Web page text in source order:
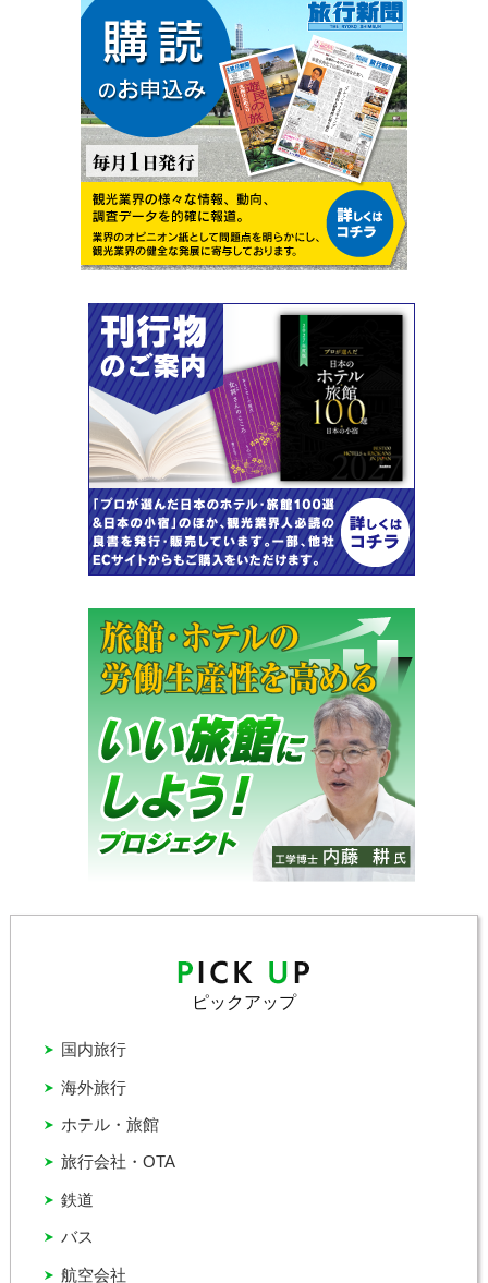
ピックアップ
バス
ホテル・旅館
国内旅行
旅行会社・OTA
海外旅行
航空会社
鉄道